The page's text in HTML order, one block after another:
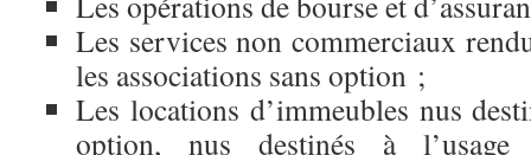
Les services non commerciaux
les associations sans option ;
Les locations d’immeubles nus
option, nus destinés à l’usage